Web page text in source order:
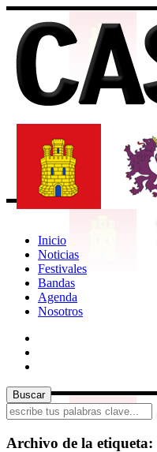
Inicio
Noticias
Festivales
Bandas
Agenda
Nosotros
Archivo de la etiqueta: